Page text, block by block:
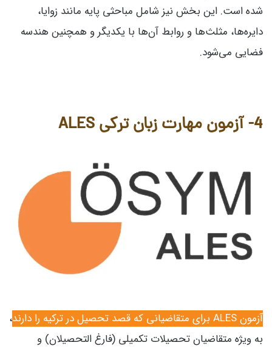
شده است. این بخش نیز شامل مباحثی پایه مانند زوایا،
دایره‌ها، مثلث‌ها و روابط آن‌ها با یکدیگر و همچنین هندسه
فضایی می‌شود.
4- آزمون مهارت زبان ترکی ALES
آزمون ALES برای متقاضیانی که قصد تحصیل در ترکیه را دارند
،
به ویژه متقاضیان تحصیلات تکمیلی (فارغ التحصیلان) و